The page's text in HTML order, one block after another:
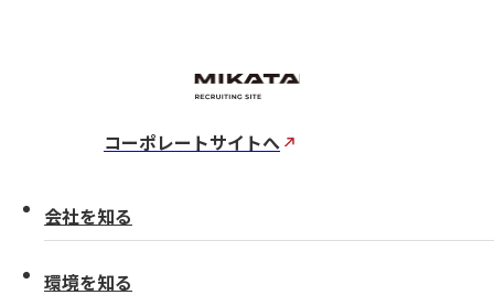
コーポレートサイトへ
会社を知る
環境を知る